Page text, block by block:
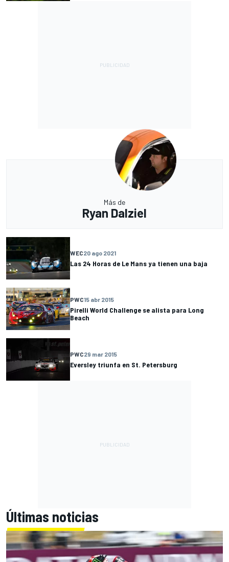
Más de
Ryan Dalziel
WEC20 ago 2021
Las 24 Horas de Le Mans ya tienen una baja
PWC15 abr 2015
Pirelli World Challenge se alista para Long
Beach
PWC29 mar 2015
Eversley triunfa en St. Petersburg
Últimas noticias